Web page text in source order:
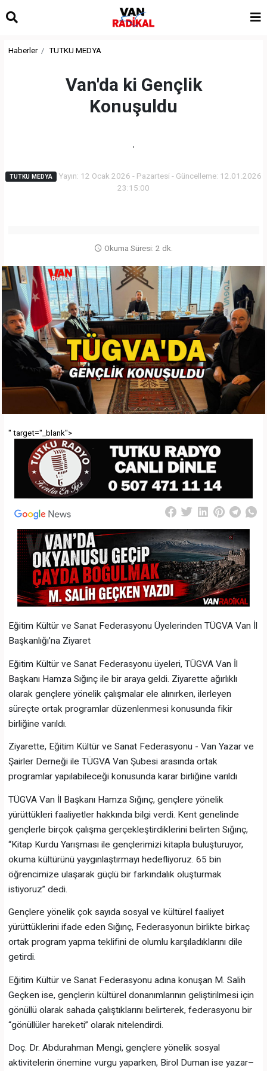
Haberler TUTKU MEDYA
Van'da ki Gençlik
Konuşuldu
.
TUTKU MEDYA Yayın: 12 Ocak 2026 - Pazartesi - Güncelleme: 12.01.2026
23:15:00
Okuma Süresi: 2 dk.
" target="_blank">
Eğitim Kültür ve Sanat Federasyonu Üyelerinden TÜGVA Van İl
Başkanlığı’na Ziyaret
Eğitim Kültür ve Sanat Federasyonu üyeleri, TÜGVA Van İl
Başkanı Hamza Sığınç ile bir araya geldi. Ziyarette ağırlıklı
olarak gençlere yönelik çalışmalar ele alınırken, ilerleyen
süreçte ortak programlar düzenlenmesi konusunda fikir
birliğine varıldı.
Ziyarette, Eğitim Kültür ve Sanat Federasyonu - Van Yazar ve
Şairler Derneği ile TÜGVA Van Şubesi arasında ortak
programlar yapılabileceği konusunda karar birliğine varıldı
TÜGVA Van İl Başkanı Hamza Sığınç, gençlere yönelik
yürüttükleri faaliyetler hakkında bilgi verdi. Kent genelinde
gençlerle birçok çalışma gerçekleştirdiklerini belirten Sığınç,
“Kitap Kurdu Yarışması ile gençlerimizi kitapla buluşturuyor,
okuma kültürünü yaygınlaştırmayı hedefliyoruz. 65 bin
öğrencimize ulaşarak güçlü bir farkındalık oluşturmak
istiyoruz” dedi.
Gençlere yönelik çok sayıda sosyal ve kültürel faaliyet
yürüttüklerini ifade eden Sığınç, Federasyonun birlikte birkaç
ortak program yapma teklifini de olumlu karşıladıklarını dile
getirdi.
Eğitim Kültür ve Sanat Federasyonu adına konuşan M. Salih
Geçken ise, gençlerin kültürel donanımlarının geliştirilmesi için
gönüllü olarak sahada çalıştıklarını belirterek, federasyonu bir
“gönüllüler hareketi” olarak nitelendirdi.
Doç. Dr. Abdurahman Mengi, gençlere yönelik sosyal
aktivitelerin önemine vurgu yaparken, Birol Duman ise yazar–